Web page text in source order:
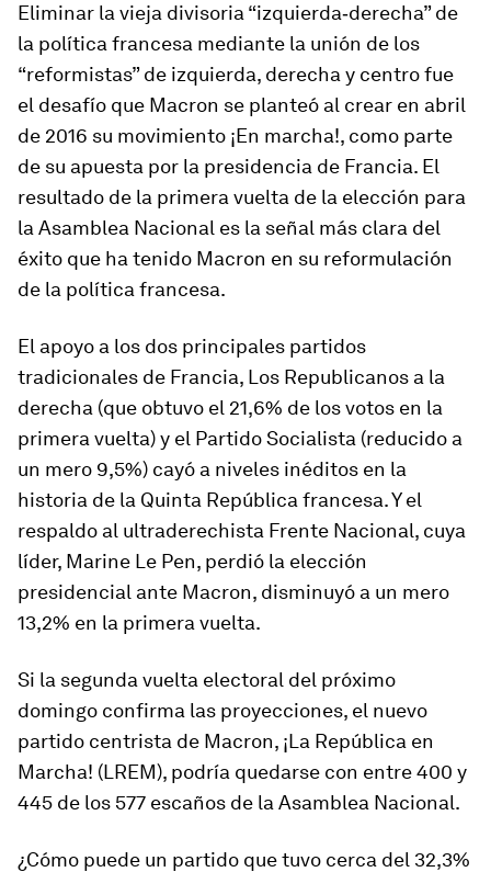
Eliminar la vieja divisoria “izquierda‑derecha” de
la política francesa mediante la unión de los
“reformistas” de izquierda, derecha y centro fue
el desafío que Macron se planteó al crear en abril
de 2016 su movimiento ¡En marcha!, como parte
de su apuesta por la presidencia de Francia. El
resultado de la primera vuelta de la elección para
la Asamblea Nacional es la señal más clara del
éxito que ha tenido Macron en su reformulación
de la política francesa.
El apoyo a los dos principales partidos
tradicionales de Francia, Los Republicanos a la
derecha (que obtuvo el 21,6% de los votos en la
primera vuelta) y el Partido Socialista (reducido a
un mero 9,5%) cayó a niveles inéditos en la
historia de la Quinta República francesa. Y el
respaldo al ultraderechista Frente Nacional, cuya
líder, Marine Le Pen, perdió la elección
presidencial ante Macron, disminuyó a un mero
13,2% en la primera vuelta.
Si la segunda vuelta electoral del próximo
domingo confirma las proyecciones, el nuevo
partido centrista de Macron, ¡La República en
Marcha! (LREM), podría quedarse con entre 400 y
445 de los 577 escaños de la Asamblea Nacional.
¿Cómo puede un partido que tuvo cerca del 32,3%